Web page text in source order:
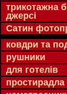
трикотажна
джерсі
Сатин
ковдри та
рушники
для готелів
простирадла